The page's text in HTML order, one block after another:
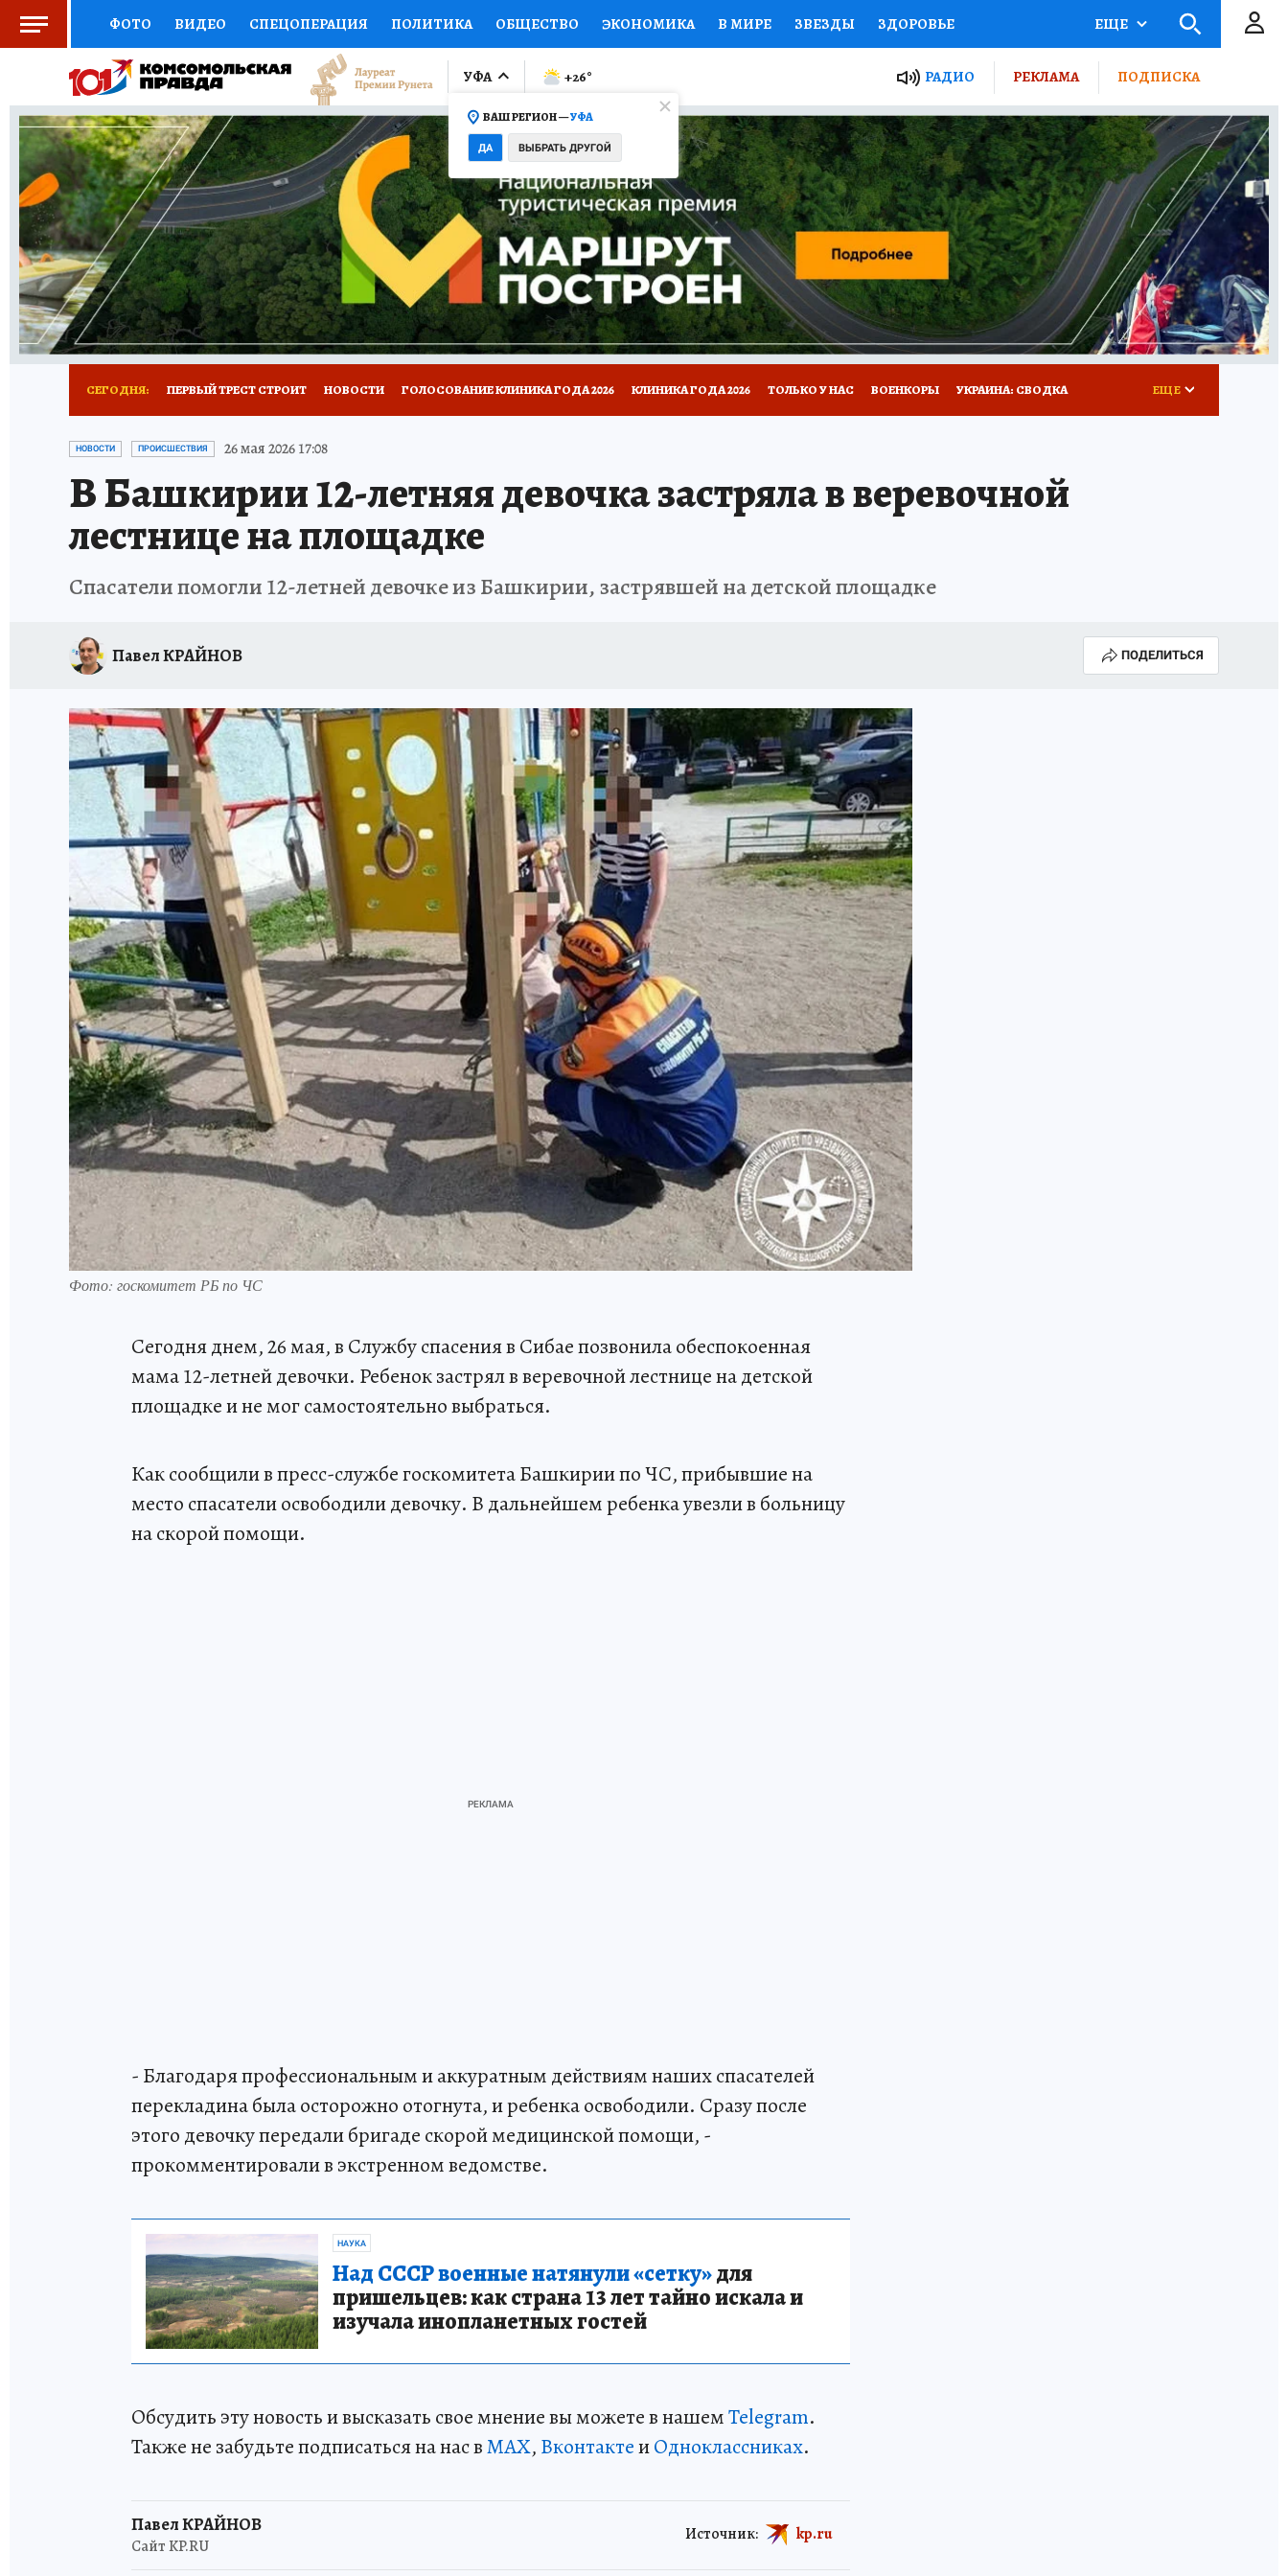
ФОТО ВИДЕО СПЕЦОПЕРАЦИЯ ПОЛИТИКА ОБЩЕСТВО ЭКОНОМИКА В МИРЕ ЗВЕЗДЫ ЗДОРОВЬЕ
СОЦПОДДЕРЖКА НАУКА СПОРТ КОЛУМНИСТЫ ПРОИСШЕСТВИЯ НАЦИОНАЛЬНЫЕ ПРОЕКТЫ РОССИИ
ВЫБОР ЭКСПЕРТОВ ДОКТОР ФИНАНСЫ ОТКРЫВАЕМ МИР СЕМЬЯ ЖЕНСКИЕ СЕКРЕТЫ ПУТЕВОДИТЕЛЬ
КНИЖНАЯ ПОЛКА ПРОГНОЗЫ НА СПОРТ ПРОМОКОДЫ СЕРИАЛЫ СПЕЦПРОЕКТЫ ДЕФИЦИТ ЖЕЛЕЗА ТУРИЗМ
ПРЕСС-ЦЕНТР НЕДВИЖИМОСТЬ ТЕЛЕВИЗОР КОЛЛЕКЦИИ КОНКУРСЫ РАБОТА У НАС ГИД ПОТРЕБИТЕЛЯ ВСЕ О КП
РАДИО КП РЕКЛАМА ТЕСТЫ НОВОЕ НА САЙТЕ
ЕЩЕ
УФА
ВАШ РЕГИОН —УФА
ДА ВЫБРАТЬ ДРУГОЙ
+26° РАДИО РЕКЛАМА ПОДПИСКА
СЕГОДНЯ: ПЕРВЫЙ ТРЕСТ СТРОИТ НОВОСТИ ГОЛОСОВАНИЕ КЛИНИКА ГОДА 2026 КЛИНИКА ГОДА 2026 ТОЛЬКО У НАС ВОЕНКОРЫ УКРАИНА: СВОДКА
КП В МАХ ОТДЫХ В РОССИИ
ЕЩЕ
НОВОСТИ ПРОИСШЕСТВИЯ 26 мая 2026 17:08
В Башкирии 12-летняя девочка застряла в веревочной
лестнице на площадке
Спасатели помогли 12-летней девочке из Башкирии, застрявшей на детской площадке
Павел КРАЙНОВ ПОДЕЛИТЬСЯ
Фото: госкомитет РБ по ЧС
Сегодня днем, 26 мая, в Службу спасения в Сибае позвонила обеспокоенная
мама 12-летней девочки. Ребенок застрял в веревочной лестнице на детской
площадке и не мог самостоятельно выбраться.
Как сообщили в пресс-службе госкомитета Башкирии по ЧС, прибывшие на
место спасатели освободили девочку. В дальнейшем ребенка увезли в больницу
на скорой помощи.
- Благодаря профессиональным и аккуратным действиям наших спасателей
перекладина была осторожно отогнута, и ребенка освободили. Сразу после
этого девочку передали бригаде скорой медицинской помощи, -
прокомментировали в экстренном ведомстве.
НАУКА
Над СССР военные натянули «сетку»для
пришельцев: как страна 13 лет тайно искала и
изучала инопланетных гостей
Обсудить эту новость и высказать свое мнение вы можете в нашемTelegram.
Также не забудьте подписаться на нас вMAX, ВконтактеиОдноклассниках.
Павел КРАЙНОВ
Сайт KP.RU
Источник: kp.ru